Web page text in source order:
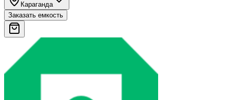
Караганда
Заказать емкость